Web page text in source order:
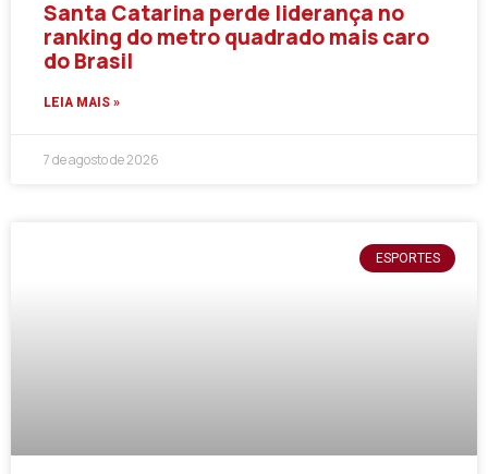
Santa Catarina perde liderança no
ranking do metro quadrado mais caro
do Brasil
LEIA MAIS »
7 de agosto de 2026
ESPORTES